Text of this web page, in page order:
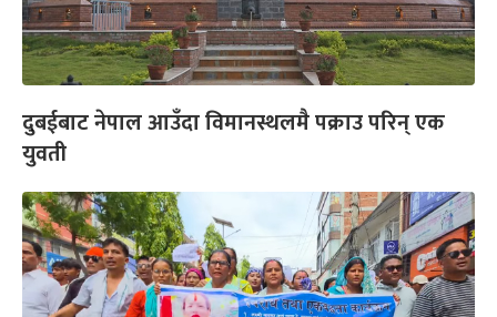
दुबईबाट नेपाल आउँदा विमानस्थलमै पक्राउ परिन् एक
युवती